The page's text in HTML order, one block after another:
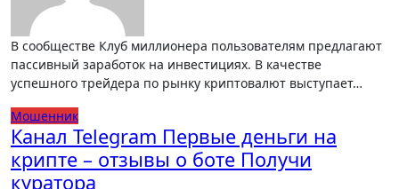
В сообществе Клуб миллионера пользователям предлагают
пассивный заработок на инвестициях. В качестве
успешного трейдера по рынку криптовалют выступает…
Мошенник
Канал Telegram Первые деньги на
крипте – отзывы о боте Получи
куратора